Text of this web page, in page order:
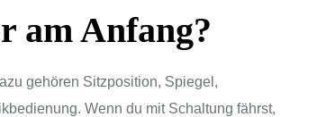
am Anfang?
gehören Sitzposition, Spiegel,
Wenn du mit Schaltung fährst,